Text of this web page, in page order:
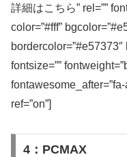
詳細はこちら” rel=””
color=”#fff”
bordercolor=”#e57373″
fontsize=””
ref=”on”]
4：PCMAX